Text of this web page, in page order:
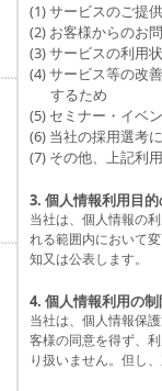
(1) サービスのご提
(2) お客様からのお
(3) サービスの利用
(4) サービス等の改
するため
(5) セミナー・イベ
(6) 当社の採用選考
(7) その他、上記利
3. 個人情報利用目
当社は、個人情報の
れる範囲内において
知又は公表します。
4. 個人情報利用の制
当社は、個人情報保
客様の同意を得ず、
り扱いません。但し